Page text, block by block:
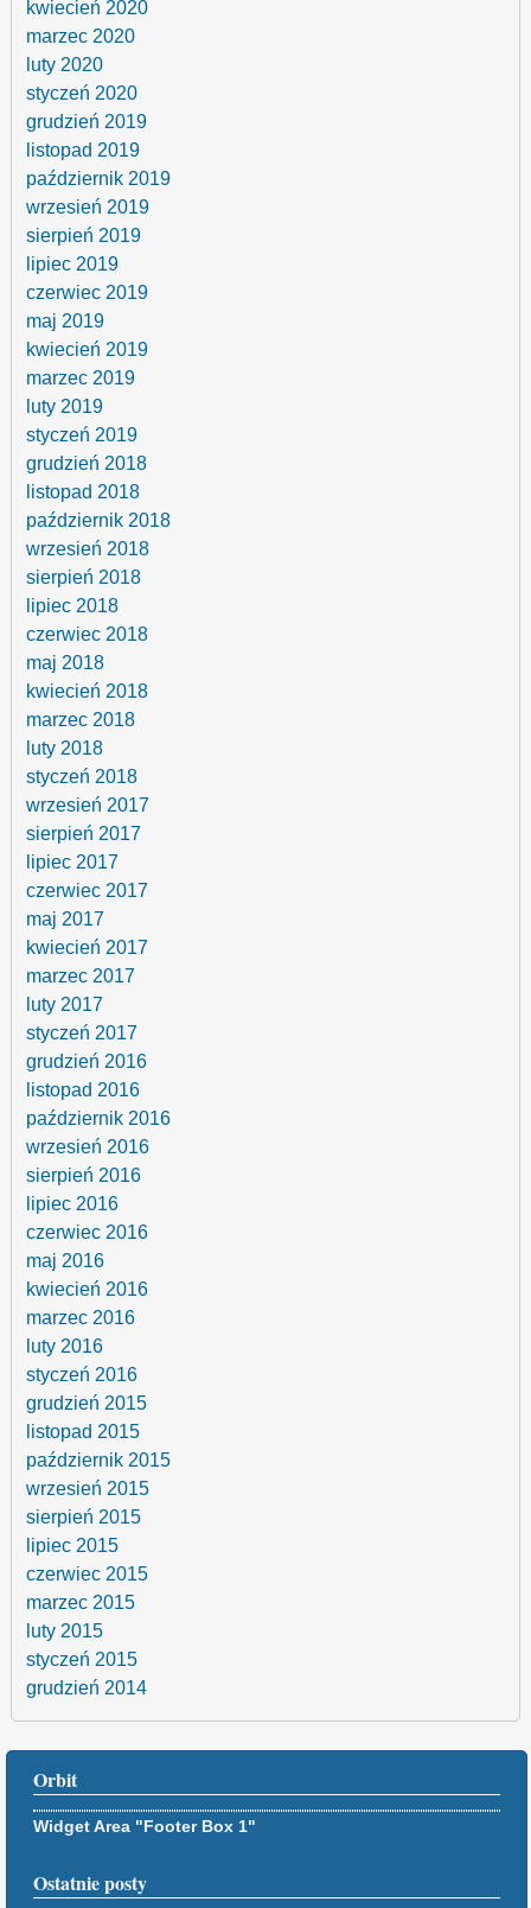
kwiecień 2020
marzec 2020
luty 2020
styczeń 2020
grudzień 2019
listopad 2019
październik 2019
wrzesień 2019
sierpień 2019
lipiec 2019
czerwiec 2019
maj 2019
kwiecień 2019
marzec 2019
luty 2019
styczeń 2019
grudzień 2018
listopad 2018
październik 2018
wrzesień 2018
sierpień 2018
lipiec 2018
czerwiec 2018
maj 2018
kwiecień 2018
marzec 2018
luty 2018
styczeń 2018
wrzesień 2017
sierpień 2017
lipiec 2017
czerwiec 2017
maj 2017
kwiecień 2017
marzec 2017
luty 2017
styczeń 2017
grudzień 2016
listopad 2016
październik 2016
wrzesień 2016
sierpień 2016
lipiec 2016
czerwiec 2016
maj 2016
kwiecień 2016
marzec 2016
luty 2016
styczeń 2016
grudzień 2015
listopad 2015
październik 2015
wrzesień 2015
sierpień 2015
lipiec 2015
czerwiec 2015
marzec 2015
luty 2015
styczeń 2015
grudzień 2014
Orbit
Widget Area "Footer Box 1"
Ostatnie posty